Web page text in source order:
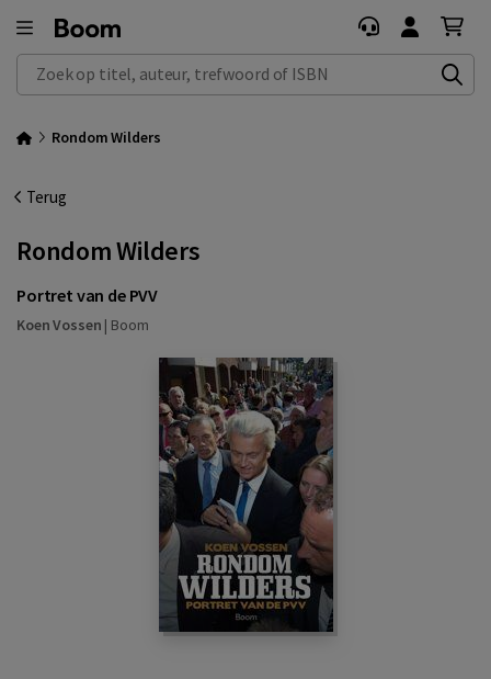
Zoek op titel, auteur, trefwoord of ISBN
Rondom Wilders
Terug
Rondom Wilders
Portret van de PVV
Koen Vossen | Boom